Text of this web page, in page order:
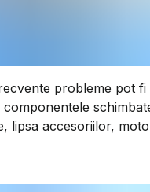
probleme pot
lipsa accesoriilor,